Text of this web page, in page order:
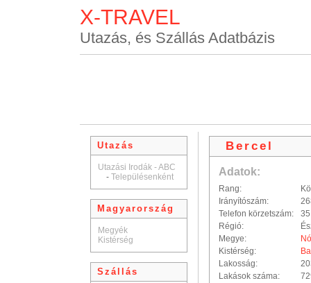
X-TRAVEL
Utazás, és Szállás Adatbázis
Utazás
Utazási Irodák - ABC
- Településenként
Magyarország
Megyék
Kistérség
Szállás
Bercel
Adatok:
Rang:
Irányítószám:
Telefon körzetszám:
35
Régió:
Megye:
Kistérség:
Lakosság:
Lakások száma: